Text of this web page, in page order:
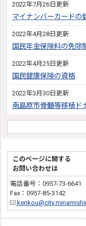
2022年7月26日更新
マイナンバーカードの
2022年4月28日更新
国民年金保険料の免除
2022年4月25日更新
国民健康保険の資格
2022年3月30日更新
南島原市骨髄等移植ド
このページに関する
お問い合わせは
電話番号：0957-73-6641
Fax：0957-85-3142